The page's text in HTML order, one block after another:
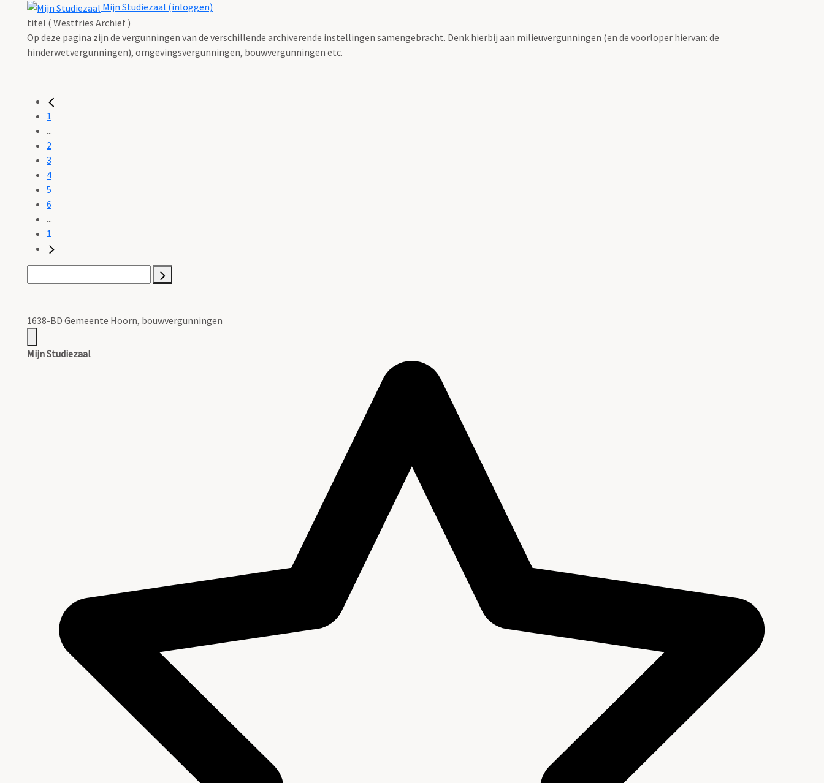
Mijn Studiezaal (inloggen)
titel ( Westfries Archief )
Op deze pagina zijn de vergunningen van de verschillende archiverende instellingen samengebracht. Denk hierbij aan milieuvergunningen (en de voorloper hiervan: de
hinderwetvergunningen), omgevingsvergunningen, bouwvergunningen etc.
1
...
2
3
4
5
6
...
1
1638-BD Gemeente Hoorn, bouwvergunningen
Mijn Studiezaal